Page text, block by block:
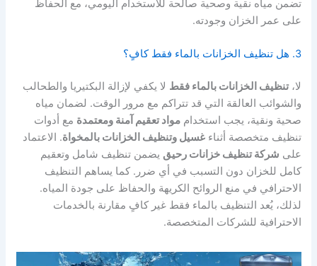
تضمن مياه نقية وصحية صالحة للاستخدام اليومي، مع الحفاظ
على عمر الخزان وجودته.
3. هل تنظيف الخزانات بالماء فقط كافٍ؟
لا،تنظيف الخزانات بالماء فقط لا يكفي لإزالة البكتيريا والطحالب
والشوائب العالقة التي قد تتراكم مع مرور الوقت. لضمان مياه
صحية ونقية، يجب استخداممواد تعقيم آمنة ومعتمدة مع أدوات
تنظيف متخصصة أثناءغسيل وتنظيف الخزانات بالمخواة. الاعتماد
على شركة تنظيف خزانات رحيق يضمن تنظيف شامل وتعقيم
كامل للخزان دون التسبب في أي ضرر. كما يساهم التنظيف
الاحترافي في منع الروائح الكريهة والحفاظ على جودة المياه.
لذلك، يُعد التنظيف بالماء فقط غير كافٍ مقارنة بالخدمات
الاحترافية للشركات المتخصصة.